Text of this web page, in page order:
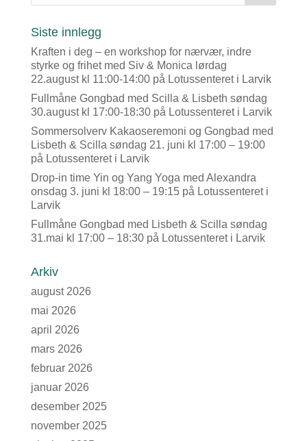
Siste innlegg
Kraften i deg – en workshop for nærvær, indre
styrke og frihet med Siv & Monica lørdag
22.august kl 11:00-14:00 på Lotussenteret i Larvik
Fullmåne Gongbad med Scilla & Lisbeth søndag
30.august kl 17:00-18:30 på Lotussenteret i Larvik
Sommersolverv Kakaoseremoni og Gongbad med
Lisbeth & Scilla søndag 21. juni kl 17:00 – 19:00
på Lotussenteret i Larvik
Drop-in time Yin og Yang Yoga med Alexandra
onsdag 3. juni kl 18:00 – 19:15 på Lotussenteret i
Larvik
Fullmåne Gongbad med Lisbeth & Scilla søndag
31.mai kl 17:00 – 18:30 på Lotussenteret i Larvik
Arkiv
august 2026
mai 2026
april 2026
mars 2026
februar 2026
januar 2026
desember 2025
november 2025